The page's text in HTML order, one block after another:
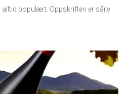
populært. Oppskriften er såre